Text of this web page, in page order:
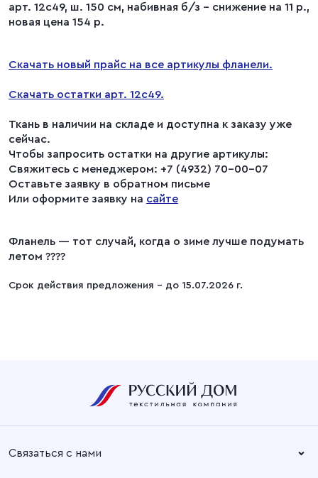
арт. 12с49, ш. 150 см, набивная б/з - снижение на 11 р.,
новая цена 154 р.
Скачать новый прайс на все артикулы фланели.
Скачать остатки арт. 12с49.
Ткань в наличии на складе и доступна к заказу уже
сейчас.
Чтобы запросить остатки на другие артикулы:
Свяжитесь с менеджером: +7 (4932) 70-00-07
Оставьте заявку в обратном письме
Или оформите заявку на сайте
Фланель — тот случай, когда о зиме лучше подумать
летом ????
Срок действия предложения - до 15.07.2026 г.
Связаться с нами